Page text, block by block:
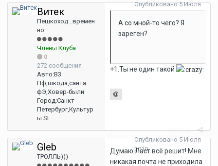
Витек
Пешкоход...времен
но
Члены Клуба
0
272 сообщения
Авто:В3
Пф,шкода,санта
фЭ,Ховер-были
Город:Санкт-
Петербург,Культур
ы St.
Опубликовано5 Июля
А со мной-то чего? Я
зареген?
+1.Ты не один такой
Gleb
ТРОЛЛЬ)))
Жалоба
Опубликовано5 Июля
2010
Думаю Ласт всё решит! Мне
никакая почта не приходила